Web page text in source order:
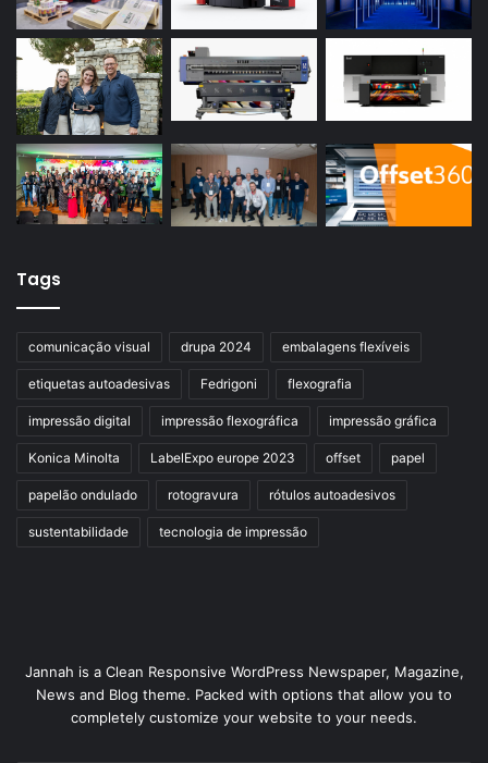
Tags
comunicação visual drupa 2024 embalagens flexíveis
etiquetas autoadesivas Fedrigoni flexografia
impressão digital impressão flexográfica impressão gráfica
Konica Minolta LabelExpo europe 2023 offset papel
papelão ondulado rotogravura rótulos autoadesivos
sustentabilidade tecnologia de impressão
Jannah is a Clean Responsive WordPress Newspaper, Magazine,
News and Blog theme. Packed with options that allow you to
completely customize your website to your needs.